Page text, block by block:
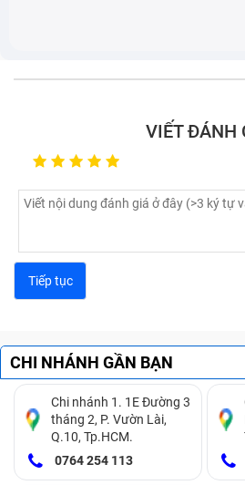
VIẾT ĐÁNH
CHI NHÁNH GẦN BẠN
Chi nhánh 1. 1E Đường 3
tháng 2, P. Vườn Lài,
Q.10, Tp.HCM.
0764 254 113